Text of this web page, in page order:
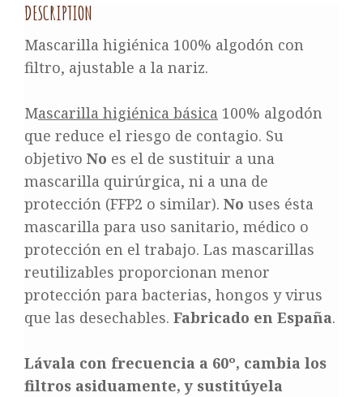
DESCRIPTION
Mascarilla higiénica 100% algodón con
filtro, ajustable a la nariz.
Mascarilla higiénica básica 100% algodón
que reduce el riesgo de contagio. Su
objetivo No es el de sustituir a una
mascarilla quirúrgica, ni a una de
protección (FFP2 o similar). No uses ésta
mascarilla para uso sanitario, médico o
protección en el trabajo. Las mascarillas
reutilizables proporcionan menor
protección para bacterias, hongos y virus
que las desechables. Fabricado en España.
Lávala con frecuencia a 60º, cambia los
filtros asiduamente, y sustitúyela